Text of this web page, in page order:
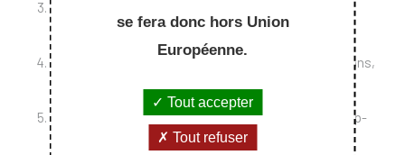
Identification de protéines par Peptide Mass
Fingerprinting,
Modifications post-traductionnelles (phosphorylations,
glycosylations),
Séquençage de novo de peptides, Fragmentation top-
down de protéines par ECD,
se fera donc hors Union
Européenne.
Tout accepter
Tout refuser